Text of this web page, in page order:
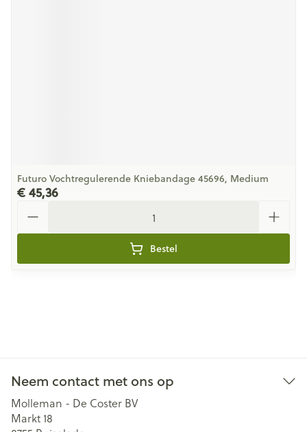
Futuro Vochtregulerende Kniebandage 45696, Medium
€ 45,36
Bestel
Neem contact met ons op
Molleman - De Coster BV
Markt 18